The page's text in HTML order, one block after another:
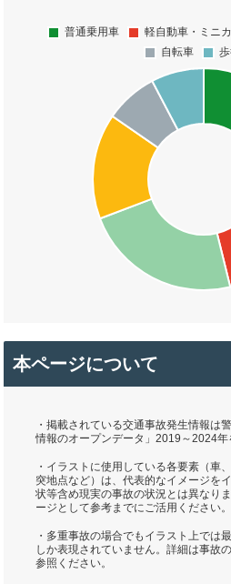
本ページについて
・掲載されている交通事故発生情報は
情報のオープンデータ」2019～2024年
・イラストに使用している各要素（車
突地点など）は、代表的なイメージを
状等含め現実の事故の状況とは異なり
ージとして参考までにご活用ください。
・多重事故の場合でもイラスト上では
しか表現されていません。詳細は事故
参照ください。